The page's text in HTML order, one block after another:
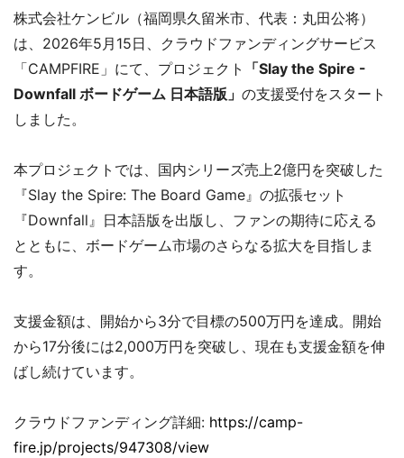
株式会社ケンビル（福岡県久留米市、代表：丸田公将）
は、2026年5月15日、クラウドファンディングサービス
「CAMPFIRE」にて、プロジェクト
「Slay the Spire -
Downfall ボードゲーム 日本語版」 の支援受付をスタート
しました。
本プロジェクトでは、国内シリーズ売上2億円を突破した
『Slay the Spire: The Board Game』の拡張セット
『Downfall』日本語版を出版し、ファンの期待に応える
とともに、ボードゲーム市場のさらなる拡大を目指しま
す。
支援金額は、開始から3分で目標の500万円を達成。開始
から17分後には2,000万円を突破し、現在も支援金額を伸
ばし続けています。
クラウドファンディング詳細: https://camp-
fire.jp/projects/947308/view